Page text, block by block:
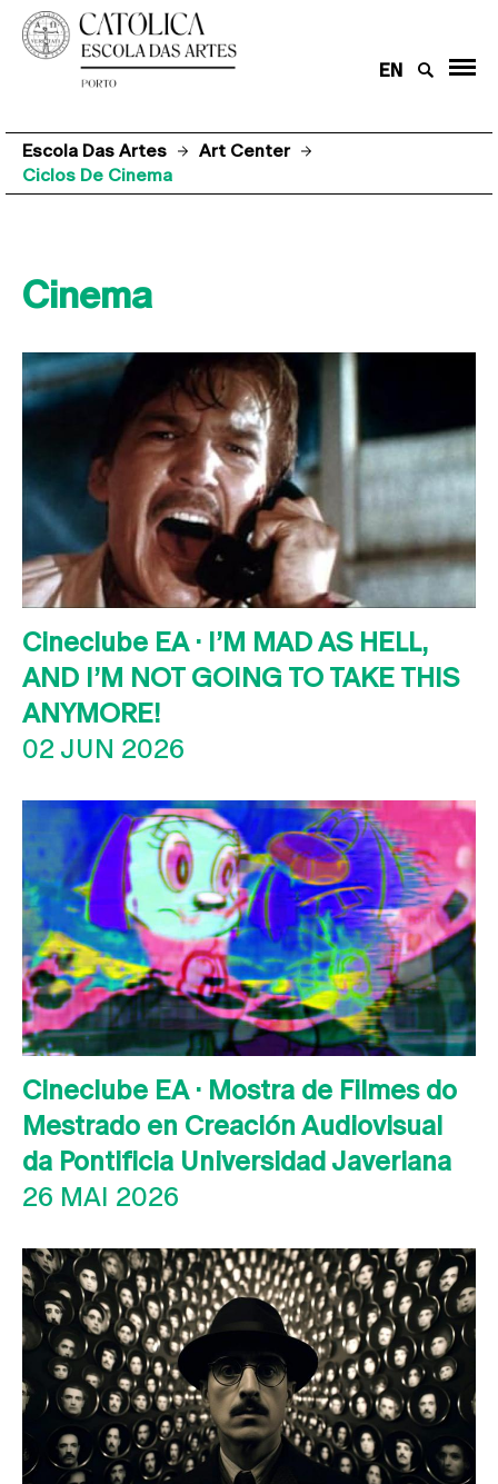
EN
Escola Das Artes
Art Center
Ciclos De Cinema
Cinema
Cineclube EA · I’M MAD AS HELL,
AND I’M NOT GOING TO TAKE THIS
ANYMORE!
02 JUN 2026
Cineclube EA · Mostra de Filmes do
Mestrado en Creación Audiovisual
da Pontificia Universidad Javeriana
26 MAI 2026